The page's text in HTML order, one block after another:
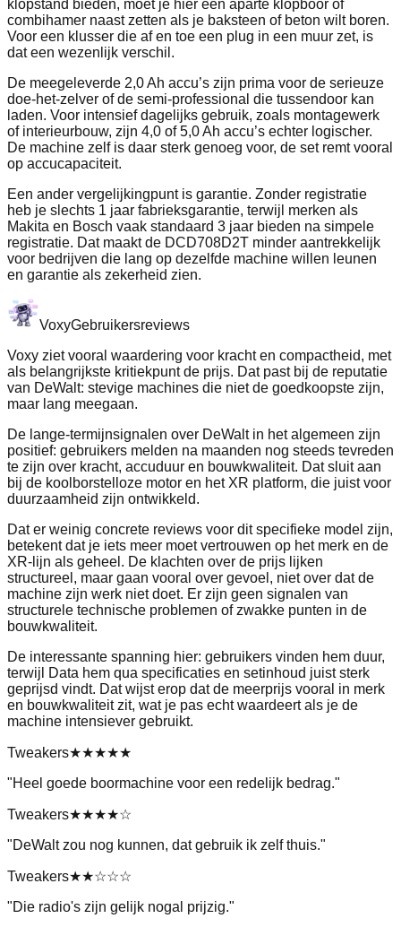
klopstand bieden, moet je hier een aparte klopboor of
combihamer naast zetten als je baksteen of beton wilt boren.
Voor een klusser die af en toe een plug in een muur zet, is
dat een wezenlijk verschil.
De meegeleverde 2,0 Ah accu’s zijn prima voor de serieuze
doe-het-zelver of de semi-professional die tussendoor kan
laden. Voor intensief dagelijks gebruik, zoals montagewerk
of interieurbouw, zijn 4,0 of 5,0 Ah accu’s echter logischer.
De machine zelf is daar sterk genoeg voor, de set remt vooral
op accucapaciteit.
Een ander vergelijkingpunt is garantie. Zonder registratie
heb je slechts 1 jaar fabrieksgarantie, terwijl merken als
Makita en Bosch vaak standaard 3 jaar bieden na simpele
registratie. Dat maakt de DCD708D2T minder aantrekkelijk
voor bedrijven die lang op dezelfde machine willen leunen
en garantie als zekerheid zien.
VoxyGebruikersreviews
Voxy ziet vooral waardering voor kracht en compactheid, met
als belangrijkste kritiekpunt de prijs. Dat past bij de reputatie
van DeWalt: stevige machines die niet de goedkoopste zijn,
maar lang meegaan.
De lange-termijnsignalen over DeWalt in het algemeen zijn
positief: gebruikers melden na maanden nog steeds tevreden
te zijn over kracht, accuduur en bouwkwaliteit. Dat sluit aan
bij de koolborstelloze motor en het XR platform, die juist voor
duurzaamheid zijn ontwikkeld.
Dat er weinig concrete reviews voor dit specifieke model zijn,
betekent dat je iets meer moet vertrouwen op het merk en de
XR-lijn als geheel. De klachten over de prijs lijken
structureel, maar gaan vooral over gevoel, niet over dat de
machine zijn werk niet doet. Er zijn geen signalen van
structurele technische problemen of zwakke punten in de
bouwkwaliteit.
De interessante spanning hier: gebruikers vinden hem duur,
terwijl Data hem qua specificaties en setinhoud juist sterk
geprijsd vindt. Dat wijst erop dat de meerprijs vooral in merk
en bouwkwaliteit zit, wat je pas echt waardeert als je de
machine intensiever gebruikt.
Tweakers★★★★★
"Heel goede boormachine voor een redelijk bedrag."
Tweakers★★★★☆
"DeWalt zou nog kunnen, dat gebruik ik zelf thuis."
Tweakers★★☆☆☆
"Die radio's zijn gelijk nogal prijzig."